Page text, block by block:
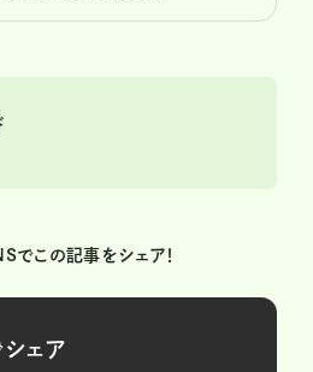
でこの記事をシェア！
ェア